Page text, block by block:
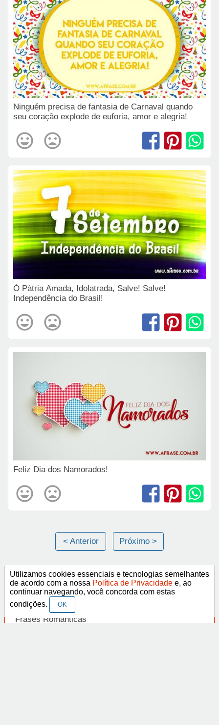
Ninguém precisa de fantasia de Carnaval quando
seu coração explode de euforia, amor e alegria!
Ó Pátria Amada, Idolatrada, Salve! Salve!
Independência do Brasil!
Feliz Dia dos Namorados!
< Anterior Próximo >
Categorias
Frases Religiosas
Frases Românticas
Utilizamos cookies essenciais e tecnologias semelhantes
de acordo com a nossa Política de Privacidade e, ao
continuar navegando, você concorda com estas
condições.
OK